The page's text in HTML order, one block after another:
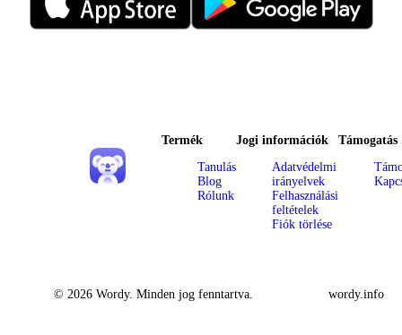
Termék
Tanulás
Blog
Rólunk
Jogi információk
Adatvédelmi
irányelvek
Felhasználási
feltételek
Fiók törlése
Támogatás
© 2026 Wordy. Minden jog fenntartva. wordy.info